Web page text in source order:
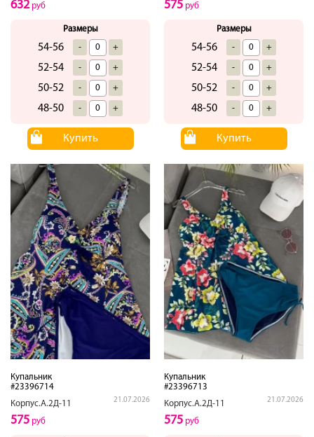
632руб
Размеры
54-56 - +
52-54 - +
50-52 - +
48-50 - +
Купить
575 руб
Размеры
54-56 - +
52-54 - +
50-52 - +
48-50 - +
Купить
Купальник
#23396714
Корпус.А.2Д-11
21.07.2026
575 руб
Купальник
#23396713
Корпус.А.2Д-11
21.07.2026
575 руб